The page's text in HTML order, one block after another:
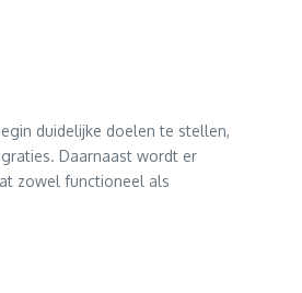
duidelijke doelen te stellen,
Daarnaast wordt er
zowel functioneel als